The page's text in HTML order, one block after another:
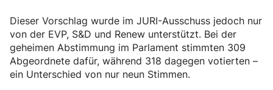
Dieser Vorschlag wurde im JURI-Ausschuss jedoch nur
von der EVP, S&D und Renew unterstützt. Bei der
geheimen Abstimmung im Parlament stimmten 309
Abgeordnete dafür, während 318 dagegen votierten –
ein Unterschied von nur neun Stimmen.